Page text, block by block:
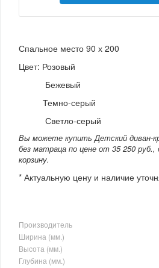
Спальное место 90 х 200
Цвет: Розовый
Бежевый
Темно-серый
Светло-серый
Вы можете купить Детский диван-
без матраца по цене от 35 250
корзину.
* Актуальную цену и наличие
Производитель
Ширина (мм.)
Высота (мм.)
Глубина (мм.)